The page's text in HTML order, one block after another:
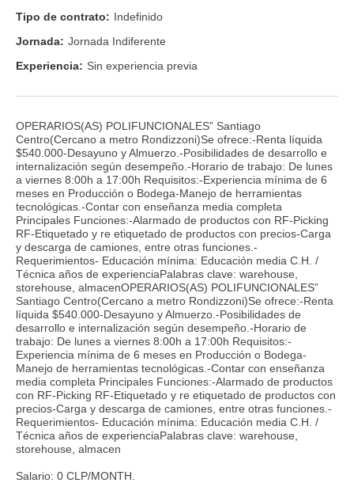
Tipo de contrato: Indefinido
Jornada: Jornada Indiferente
Experiencia: Sin experiencia previa
OPERARIOS(AS) POLIFUNCIONALES” Santiago
Centro(Cercano a metro Rondizzoni)Se ofrece:-Renta líquida
$540.000-Desayuno y Almuerzo.-Posibilidades de desarrollo e
internalización según desempeño.-Horario de trabajo: De lunes
a viernes 8:00h a 17:00h Requisitos:-Experiencia mínima de 6
meses en Producción o Bodega-Manejo de herramientas
tecnológicas.-Contar con enseñanza media completa
Principales Funciones:-Alarmado de productos con RF-Picking
RF-Etiquetado y re etiquetado de productos con precios-Carga
y descarga de camiones, entre otras funciones.-
Requerimientos- Educación mínima: Educación media C.H. /
Técnica años de experienciaPalabras clave: warehouse,
storehouse, almacenOPERARIOS(AS) POLIFUNCIONALES”
Santiago Centro(Cercano a metro Rondizzoni)Se ofrece:-Renta
líquida $540.000-Desayuno y Almuerzo.-Posibilidades de
desarrollo e internalización según desempeño.-Horario de
trabajo: De lunes a viernes 8:00h a 17:00h Requisitos:-
Experiencia mínima de 6 meses en Producción o Bodega-
Manejo de herramientas tecnológicas.-Contar con enseñanza
media completa Principales Funciones:-Alarmado de productos
con RF-Picking RF-Etiquetado y re etiquetado de productos con
precios-Carga y descarga de camiones, entre otras funciones.-
Requerimientos- Educación mínima: Educación media C.H. /
Técnica años de experienciaPalabras clave: warehouse,
storehouse, almacen
Salario: 0 CLP/MONTH.